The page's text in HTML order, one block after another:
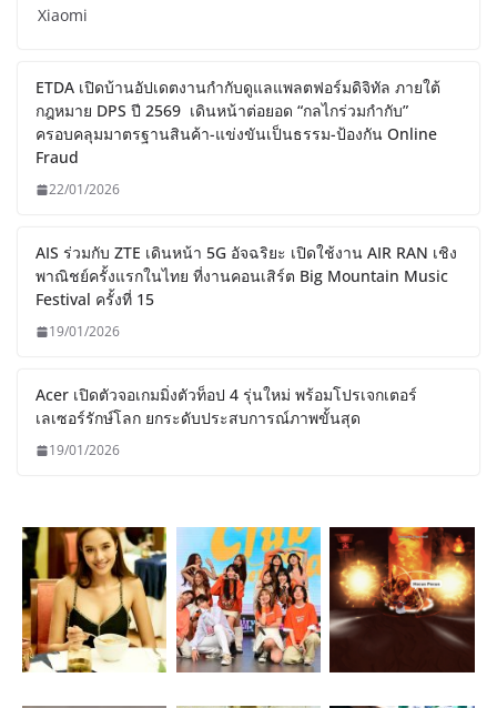
Xiaomi
ETDA เปิดบ้านอัปเดตงานกำกับดูแลแพลตฟอร์มดิจิทัล ภายใต้
กฎหมาย DPS ปี 2569 เดินหน้าต่อยอด “กลไกร่วมกำกับ”
ครอบคลุมมาตรฐานสินค้า-แข่งขันเป็นธรรม-ป้องกัน Online
Fraud
22/01/2026
AIS ร่วมกับ ZTE เดินหน้า 5G อัจฉริยะ เปิดใช้งาน AIR RAN เชิง
พาณิชย์ครั้งแรกในไทย ที่งานคอนเสิร์ต Big Mountain Music
Festival ครั้งที่ 15
19/01/2026
Acer เปิดตัวจอเกมมิ่งตัวท็อป 4 รุ่นใหม่ พร้อมโปรเจกเตอร์
เลเซอร์รักษ์โลก ยกระดับประสบการณ์ภาพขั้นสุด
19/01/2026